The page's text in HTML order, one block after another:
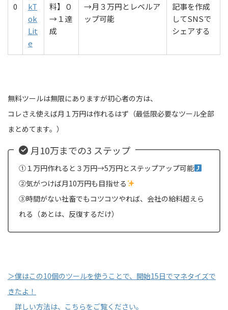
0
kT
ok
Lit
e
料】０
→１達
成
→月３万円とレベルア
ップ可能
記事を作成
してSNSで
シェアする
無料ツールは無限にありますが初心者の方は、
コレさえ使えば月１万円は作れるはず（最低限必要なツール全部
まとめてます。）
月10万までの3 ステップ
①１万円作れると３万円→5万円とステップアップ可能
②気がつけば月10万円も目指せる
③時間がない社畜でもコツコツやれば、会社の給料超えら
れる（あとは、反復するだけ）
＞僕はこの10個のツールを使うことで、開始15日でマネタイズで
きたよ！
詳しい方法は、こちらをご覧ください。